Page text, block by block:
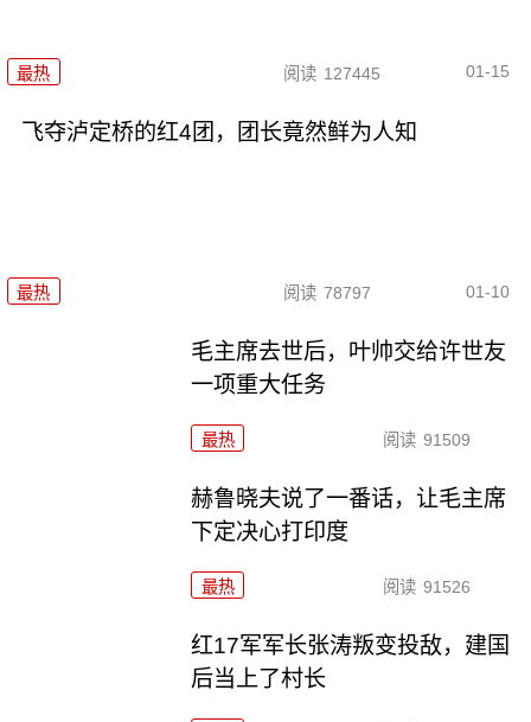
最热 阅读 127445 01-15
飞夺泸定桥的红4团，团长竟然鲜为人知
最热 阅读 78797 01-10
毛主席去世后，叶帅交给许世友
一项重大任务
最热 阅读 91509
赫鲁晓夫说了一番话，让毛主席
下定决心打印度
最热 阅读 91526
红17军军长张涛叛变投敌，建国
后当上了村长